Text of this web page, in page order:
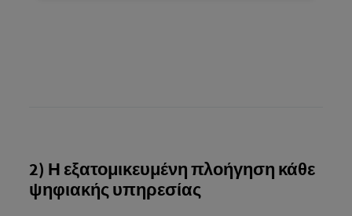
2) Η εξατομικευμένη πλοήγηση κάθε
ψηφιακής υπηρεσίας